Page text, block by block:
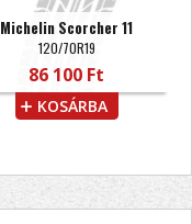
Michelin Scorcher 11
120/70R19
86 100 Ft
KOSÁRBA